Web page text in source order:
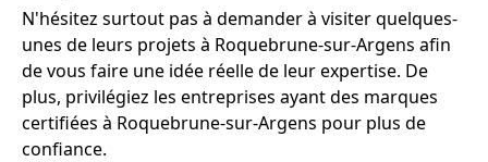
N'hésitez surtout pas à demander à visiter quelques-
unes de leurs projets à Roquebrune-sur-Argens afin
de vous faire une idée réelle de leur expertise. De
plus, privilégiez les entreprises ayant des marques
certifiées à Roquebrune-sur-Argens pour plus de
confiance.